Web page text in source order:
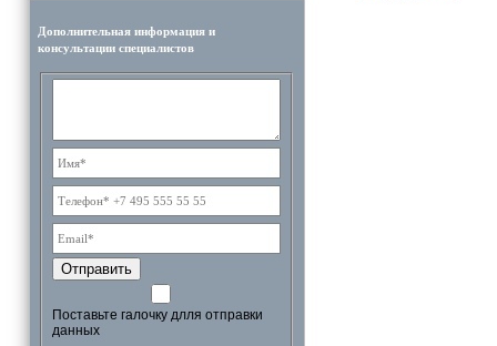
Дополнительная информация и
консультации специалистов
Отправить
Поставьте галочку длля отправки
данных